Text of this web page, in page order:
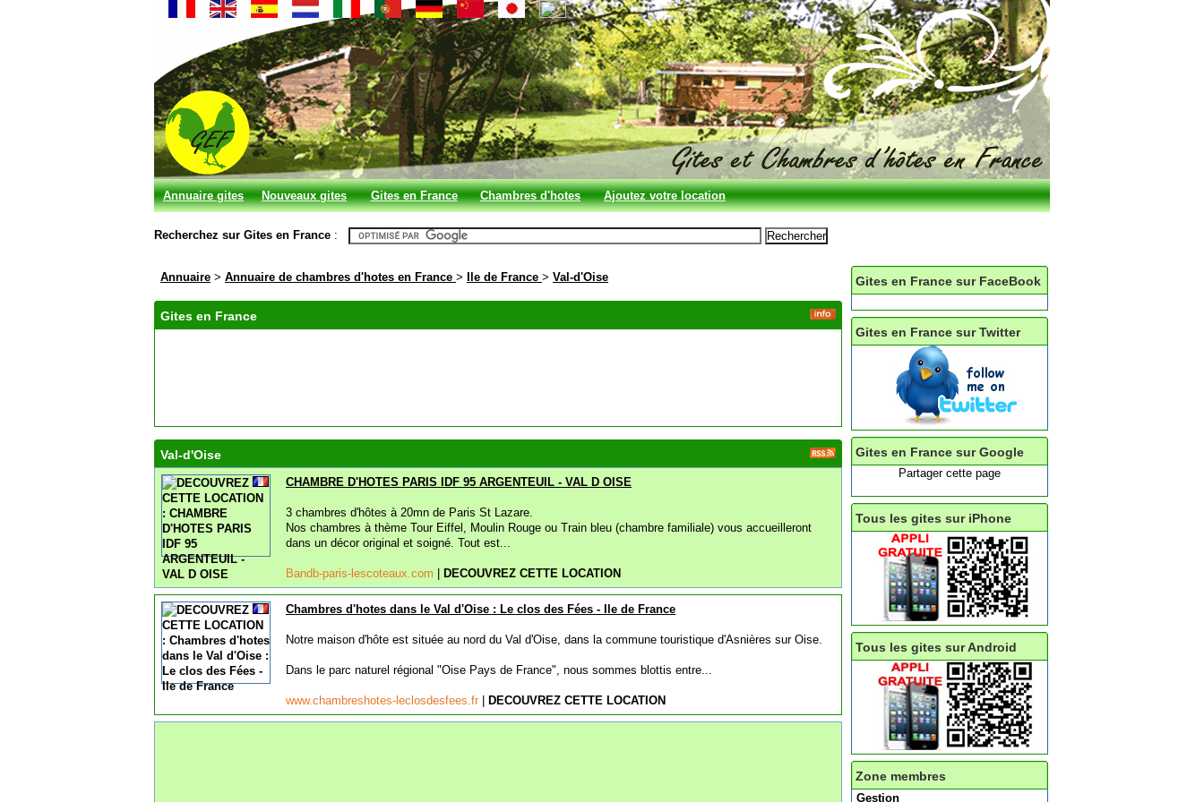
Annuaire gites Nouveaux gites
et chambres
Gites en France Chambres d'hotes
en France
Ajoutez votre location
Recherchez sur Gites en France :
Gites en France sur FaceBook
Gites en France sur Twitter
Gites en France sur Google
Partager cette page
Tous les gites sur iPhone
Tous les gites sur Android
Zone membres
Gestion
Annuaire > Annuaire de chambres d'hotes en France > Ile de France > Val-d'Oise
Gites en France
Val-d'Oise
CHAMBRE D'HOTES PARIS IDF 95 ARGENTEUIL - VAL D OISE
3 chambres d'hôtes à 20mn de Paris St Lazare.
Nos chambres à thème Tour Eiffel, Moulin Rouge ou Train bleu (chambre familiale) vous accueilleront
dans un décor original et soigné. Tout est...
Bandb-paris-lescoteaux.com DECOUVREZ CETTE LOCATION
Chambres d'hotes dans le Val d'Oise : Le clos des Fées - Ile de France
Notre maison d'hôte est située au nord du Val d'Oise, dans la commune touristique d'Asnières sur Oise.
Dans le parc naturel régional "Oise Pays de France", nous sommes blottis entre...
www.chambreshotes-leclosdesfees.fr DECOUVREZ CETTE LOCATION